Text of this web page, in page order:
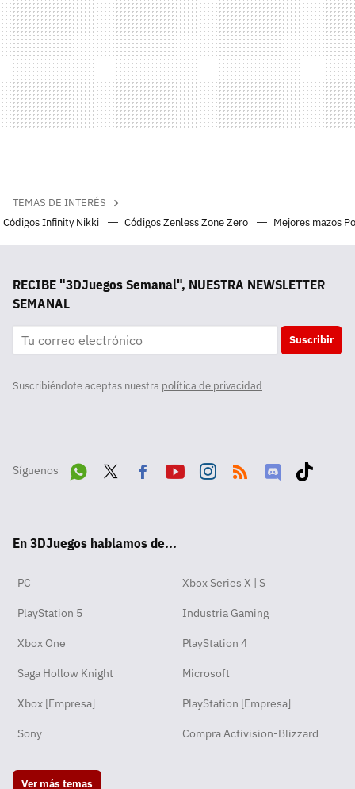
TEMAS DE INTERÉS
Códigos Infinity Nikki
Códigos Zenless Zone Zero Mejores mazos
RECIBE "3DJuegos Semanal", NUESTRA NEWSLETTER
SEMANAL
Suscribir
Suscribiéndote aceptas nuestra política de privacidad
Síguenos
pp
ok
En 3DJuegos hablamos de...
PC Xbox Series X | S
PlayStation 5 Industria Gaming
Xbox One PlayStation 4
Saga Hollow Knight Microsoft
Xbox [Empresa] PlayStation [Empresa]
Sony Compra Activision-Blizzard
Ver más temas